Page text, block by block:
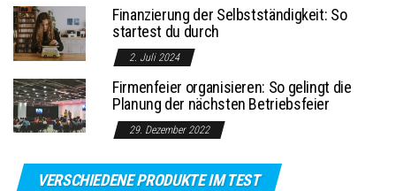
Finanzierung der Selbstständigkeit: So
startest du durch
2. Juli 2024
Firmenfeier organisieren: So gelingt die
Planung der nächsten Betriebsfeier
29. Dezember 2022
VERSCHIEDENE PRODUKTE IM TEST